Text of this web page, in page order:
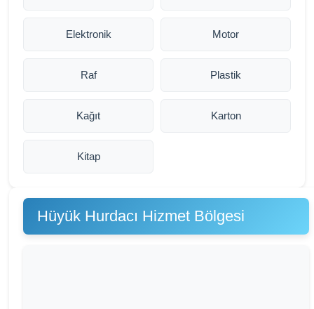
Elektronik Motor
Raf Plastik
Kağıt Karton
Kitap
Hüyük Hurdacı Hizmet Bölgesi